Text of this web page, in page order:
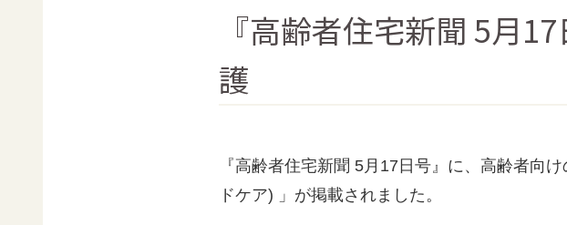
『高齢者住宅新聞 5月
護
『高齢者住宅新聞 5月17日号』に、高齢者向
ドケア) 」が掲載されました。